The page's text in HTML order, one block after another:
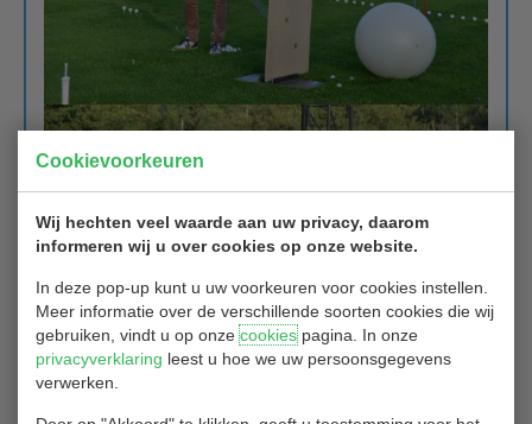
Cookievoorkeuren
Wij hechten veel waarde aan uw privacy, daarom
informeren wij u over cookies op onze website.
In deze pop-up kunt u uw voorkeuren voor cookies instellen.
Meer informatie over de verschillende soorten cookies die wij
gebruiken, vindt u op onzecookiespagina. In onze
privacyverklaring leest u hoe we uw persoonsgegevens
verwerken.